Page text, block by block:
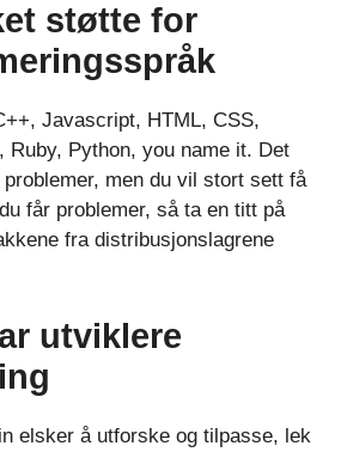
støtte for
Javascript, HTML, CSS,
Ruby, Python, you name it. Det
men du vil stort sett få
får problemer, så ta en titt på
fra distribusjonslagrene
utviklere
elsker å utforske og tilpasse, lek